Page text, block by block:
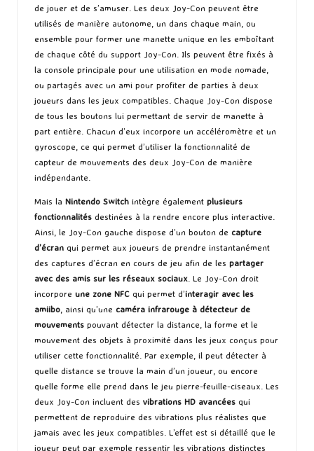
de jouer et de s’amuser. Les deux Joy-Con peuvent être
utilisés de manière autonome, un dans chaque main, ou
ensemble pour former une manette unique en les emboîtant
de chaque côté du support Joy-Con. Ils peuvent être fixés à
la console principale pour une utilisation en mode nomade,
ou partagés avec un ami pour profiter de parties à deux
joueurs dans les jeux compatibles. Chaque Joy-Con dispose
de tous les boutons lui permettant de servir de manette à
part entière. Chacun d’eux incorpore un accéléromètre et un
gyroscope, ce qui permet d’utiliser la fonctionnalité de
capteur de mouvements des deux Joy-Con de manière
indépendante.
Mais la Nintendo Switch intègre également plusieurs
fonctionnalités destinées à la rendre encore plus interactive.
Ainsi, le Joy-Con gauche dispose d’un bouton de capture
d’écran qui permet aux joueurs de prendre instantanément
des captures d’écran en cours de jeu afin de les partager
avec des amis sur les réseaux sociaux . Le Joy-Con droit
incorpore une zone NFC qui permet d’interagir avec les
amiibo , ainsi qu’une caméra infrarouge à détecteur de
mouvements pouvant détecter la distance, la forme et le
mouvement des objets à proximité dans les jeux conçus pour
utiliser cette fonctionnalité. Par exemple, il peut détecter à
quelle distance se trouve la main d’un joueur, ou encore
quelle forme elle prend dans le jeu pierre-feuille-ciseaux. Les
deux Joy-Con incluent des vibrations HD avancées qui
permettent de reproduire des vibrations plus réalistes que
jamais avec les jeux compatibles. L’effet est si détaillé que le
joueur peut par exemple ressentir les vibrations distinctes